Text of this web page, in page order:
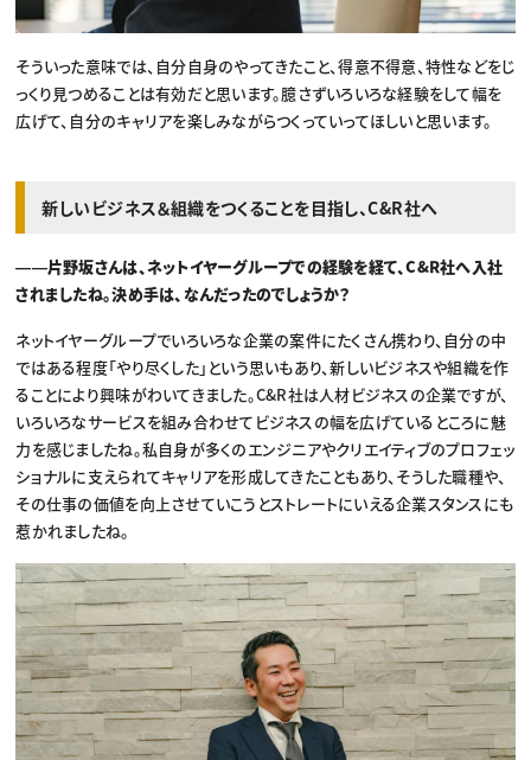
そういった意味では、自分自身のやってきたこと、得意不得意、特性などをじ
っくり見つめることは有効だと思います。臆さずいろいろな経験をして幅を
広げて、自分のキャリアを楽しみながらつくっていってほしいと思います。
新しいビジネス＆組織をつくることを目指し、C&R社へ
――片野坂さんは、ネットイヤーグループでの経験を経て、C&R社へ入社
されましたね。決め手は、なんだったのでしょうか？
ネットイヤーグループでいろいろな企業の案件にたくさん携わり、自分の中
ではある程度「やり尽くした」という思いもあり、新しいビジネスや組織を作
ることにより興味がわいてきました。C&R社は人材ビジネスの企業ですが、
いろいろなサービスを組み合わせてビジネスの幅を広げているところに魅
力を感じましたね。私自身が多くのエンジニアやクリエイティブのプロフェッ
ショナルに支えられてキャリアを形成してきたこともあり、そうした職種や、
その仕事の価値を向上させていこうとストレートにいえる企業スタンスにも
惹かれましたね。